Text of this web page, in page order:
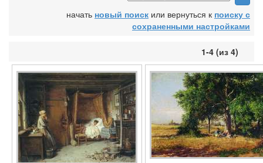
начать новый поиск или вернуться к поиску с
сохраненными настройками
1-4 (из 4)